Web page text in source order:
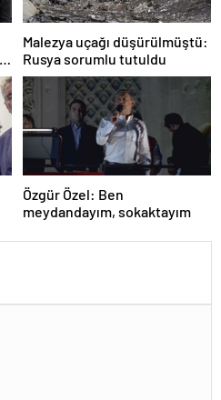
Malezya uçağı düşürülmüştü:
Rusya sorumlu tutuldu
Özgür Özel: Ben
meydandayım, sokaktayım